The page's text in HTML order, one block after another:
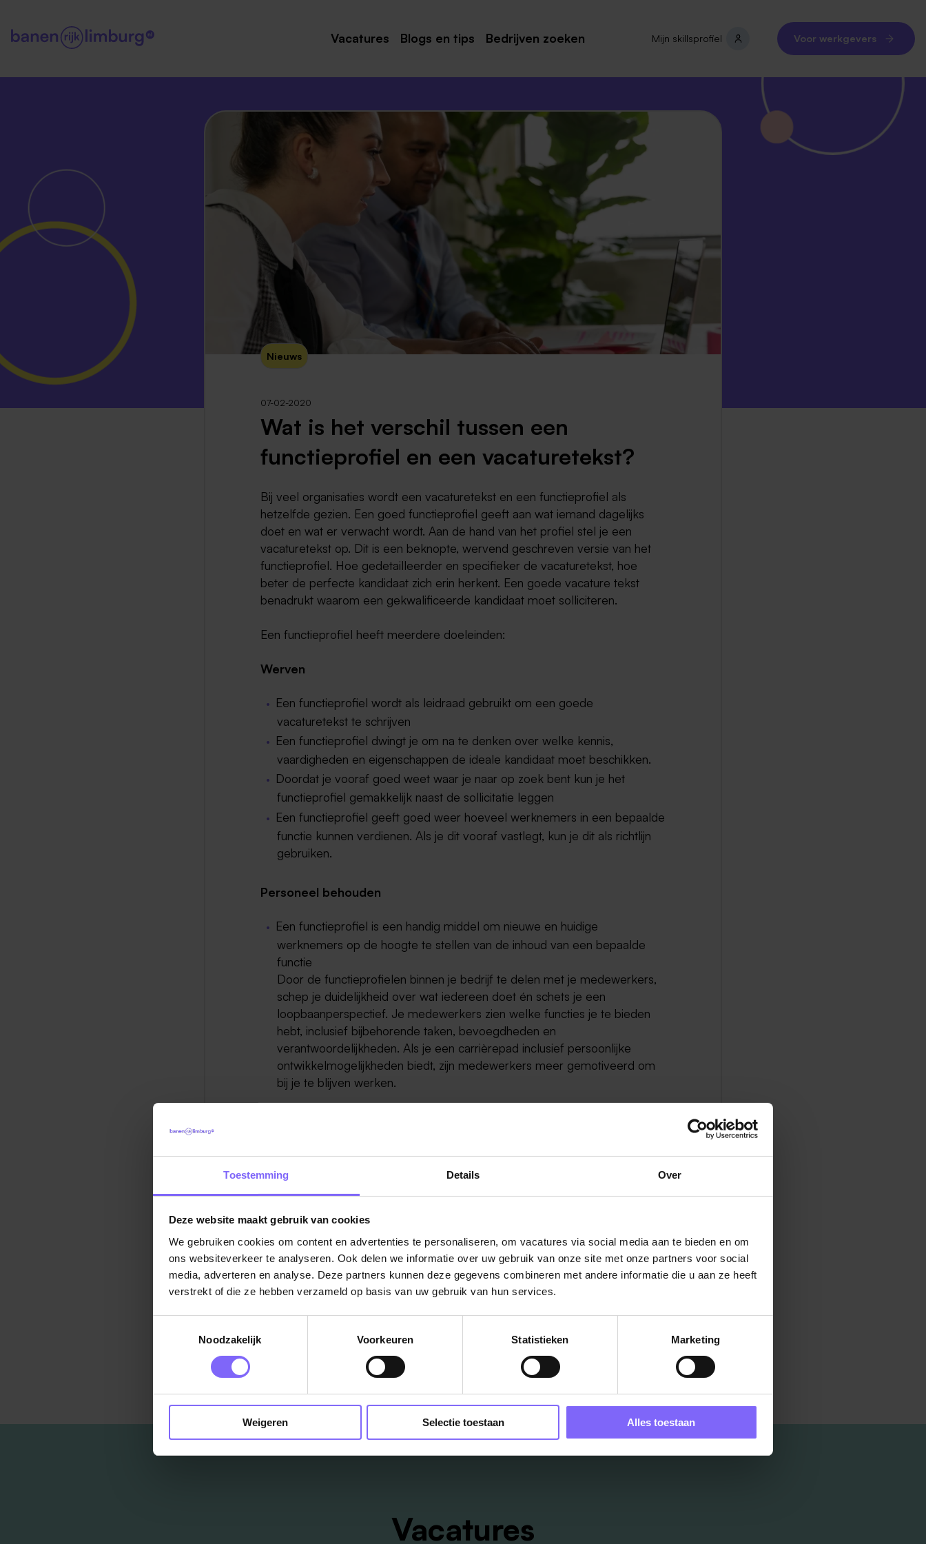
Toestemming Details Over
Deze website maakt gebruik van cookies
We gebruiken cookies om content en advertenties te personaliseren, om vacatures via social media aan te bieden en om
ons websiteverkeer te analyseren. Ook delen we informatie over uw gebruik van onze site met onze partners voor social
media, adverteren en analyse. Deze partners kunnen deze gegevens combineren met andere informatie die u aan ze heeft
verstrekt of die ze hebben verzameld op basis van uw gebruik van hun services.
Noodzakelijk
Voorkeuren Statistieken Marketing
Weigeren Selectie toestaan Alles toestaan
Vacatures
Maastricht
Roermond
Venlo
Sittard
Venray
Noord-Limburg
Weert
Kerkrade
Blogs en tips Bedrijven zoeken Mijn skillsprofiel Voor werkgevers
Nieuws
07-02-2020
Wat is het verschil tussen een
functieprofiel en een vacaturetekst?
Bij veel organisaties wordt een vacaturetekst en een functieprofiel als
hetzelfde gezien. Een goed functieprofiel geeft aan wat iemand dagelijks
doet en wat er verwacht wordt. Aan de hand van het profiel stel je een
vacaturetekst op. Dit is een beknopte, wervend geschreven versie van het
functieprofiel. Hoe gedetailleerder en specifieker de vacaturetekst, hoe
beter de perfecte kandidaat zich erin herkent. Een goede vacature tekst
benadrukt waarom een gekwalificeerde kandidaat moet solliciteren.
Een functieprofiel heeft meerdere doeleinden:
Werven
Een functieprofiel wordt als leidraad gebruikt om een goede
vacaturetekst te schrijven
Een functieprofiel dwingt je om na te denken over welke kennis,
vaardigheden en eigenschappen de ideale kandidaat moet beschikken.
Doordat je vooraf goed weet waar je naar op zoek bent kun je het
functieprofiel gemakkelijk naast de sollicitatie leggen
Een functieprofiel geeft goed weer hoeveel werknemers in een bepaalde
functie kunnen verdienen. Als je dit vooraf vastlegt, kun je dit als richtlijn
gebruiken.
Personeel behouden
Een functieprofiel is een handig middel om nieuwe en huidige
werknemers op de hoogte te stellen van de inhoud van een bepaalde
functie
Door de functieprofielen binnen je bedrijf te delen met je medewerkers,
schep je duidelijkheid over wat iedereen doet én schets je een
loopbaanperspectief. Je medewerkers zien welke functies je te bieden
hebt, inclusief bijbehorende taken, bevoegdheden en
verantwoordelijkheden. Als je een carrièrepad inclusief persoonlijke
ontwikkelmogelijkheden biedt, zijn medewerkers meer gemotiveerd om
bij je te blijven werken.
Ook op strategisch niveau zijn functieprofielen uiterst waardevol. Wat zijn
alle taken en wie doet wat? Door het werk slim te verdelen krijg je een
hogere arbeidsproductiviteit dan wanneer de medewerkers afzonderlijk
Bron: mijnsalesrecruiter / Tentoo
Terug naar alle items
Vacatures